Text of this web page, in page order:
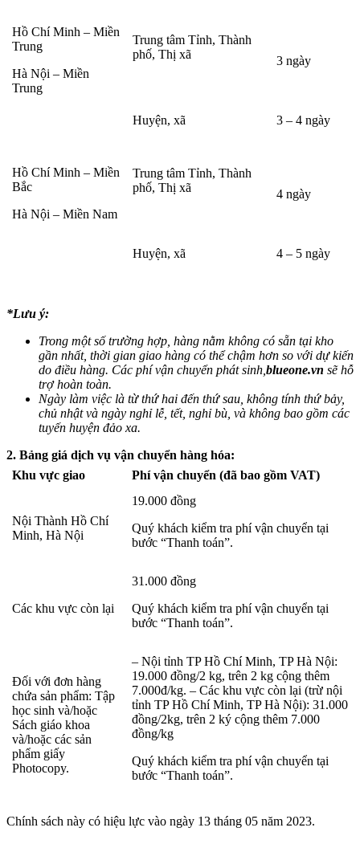
Hồ Chí Minh – Miền
Trung
Hà Nội – Miền
Trung
Trung tâm Tỉnh, Thành
phố, Thị xã
3 ngày
Huyện, xã 3 – 4 ngày
Hồ Chí Minh – Miền
Bắc
Hà Nội – Miền Nam
Trung tâm Tỉnh, Thành
phố, Thị xã
4 ngày
Huyện, xã 4 – 5 ngày
*Lưu ý:
Trong một số trường hợp, hàng nằm không có sẵn tại kho
gần nhất, thời gian giao hàng có thể chậm hơn so với dự kiến
do điều hàng. Các phí vận chuyển phát sinh, blueone.vn sẽ hỗ
trợ hoàn toàn.
Ngày làm việc là từ thứ hai đến thứ sau, không tính thứ bảy,
chủ nhật và ngày nghỉ lễ, tết, nghỉ bù, và không bao gồm các
tuyến huyện đảo xa.
2. Bảng giá dịch vụ vận chuyển hàng hóa:
Khu vực giao
Phí vận chuyển (đã bao gồm VAT)
Nội Thành Hồ Chí
Minh, Hà Nội
19.000 đồng
Quý khách kiểm tra phí vận chuyển tại
bước “Thanh toán”.
Các khu vực còn lại
31.000 đồng
Quý khách kiểm tra phí vận chuyển tại
bước “Thanh toán”.
Đối với đơn hàng
chứa sản phẩm: Tập
học sinh và/hoặc
Sách giáo khoa
và/hoặc các sản
phẩm giấy
Photocopy.
– Nội tỉnh TP Hồ Chí Minh, TP Hà Nội:
19.000 đồng/2 kg, trên 2 kg cộng thêm
7.000đ/kg. – Các khu vực còn lại (trừ nội
tỉnh TP Hồ Chí Minh, TP Hà Nội): 31.000
đồng/2kg, trên 2 ký cộng thêm 7.000
đồng/kg
Quý khách kiểm tra phí vận chuyển tại
bước “Thanh toán”.
Chính sách này có hiệu lực vào ngày 13 tháng 05 năm 2023.